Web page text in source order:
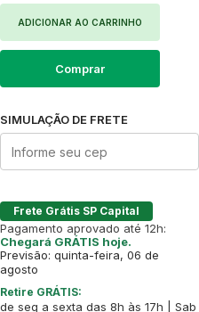
ADICIONAR AO CARRINHO
Comprar
SIMULAÇÃO DE FRETE
Frete Grátis SP Capital
Pagamento aprovado até 12h:
Chegará GRÁTIS hoje.
Previsão: quinta-feira, 06 de
agosto
Retire GRÁTIS:
de seg a sexta das 8h às 17h | Sab